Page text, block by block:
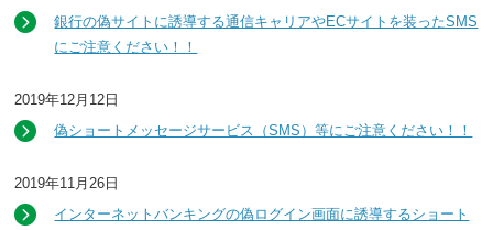
銀行の偽サイトに誘導する通信キャリアやECサイトを装ったSMS
にご注意ください！！
2019年12月12日
偽ショートメッセージサービス（SMS）等にご注意ください！！
2019年11月26日
インターネットバンキングの偽ログイン画面に誘導するショート